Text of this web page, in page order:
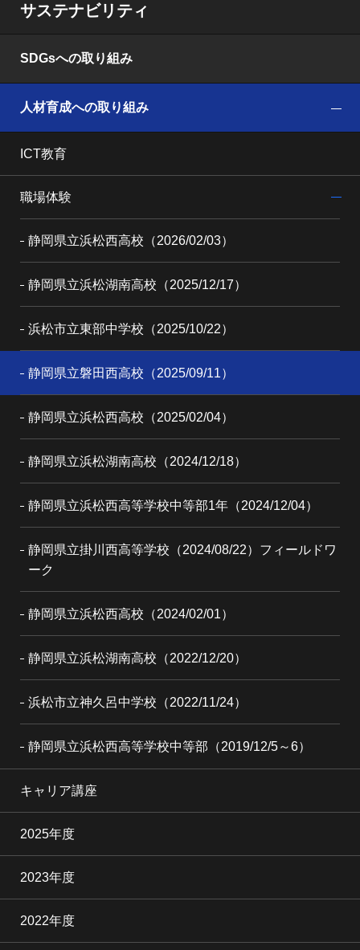
サステナビリティ
SDGsへの取り組み
人材育成への取り組み
ICT教育
職場体験
静岡県立浜松西高校（2026/02/03）
静岡県立浜松湖南高校（2025/12/17）
浜松市立東部中学校（2025/10/22）
静岡県立磐田西高校（2025/09/11）
静岡県立浜松西高校（2025/02/04）
静岡県立浜松湖南高校（2024/12/18）
静岡県立浜松西高等学校中等部1年（2024/12/04）
静岡県立掛川西高等学校（2024/08/22）フィールドワ
ーク
静岡県立浜松西高校（2024/02/01）
静岡県立浜松湖南高校（2022/12/20）
浜松市立神久呂中学校（2022/11/24）
静岡県立浜松西高等学校中等部（2019/12/5～6）
キャリア講座
2025年度
2023年度
2022年度